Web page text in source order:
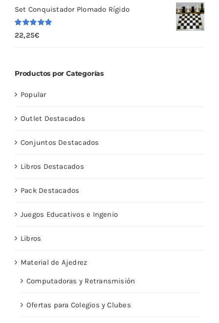
Set Conquistador Plomado Rígido
Valorado
con
5.00
22,25€
Productos por Categorías
Popular
Outlet Destacados
Conjuntos Destacados
Libros Destacados
Pack Destacados
Juegos Educativos e Ingenio
Libros
Material de Ajedrez
Computadoras y Retransmisión
Ofertas para Colegios y Clubes